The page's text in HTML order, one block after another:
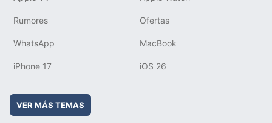
Rumores Ofertas
WhatsApp MacBook
iPhone 17 iOS 26
VER MÁS TEMAS